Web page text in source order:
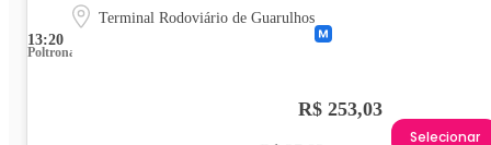
13:20
Terminal Rodoviário de Guarulhos
Poltrona
R$ 253,03
Selecionar